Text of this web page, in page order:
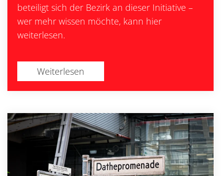
beteiligt sich der Bezirk an dieser Initiative –
wer mehr wissen möchte, kann hier
weiterlesen.
Weiterlesen